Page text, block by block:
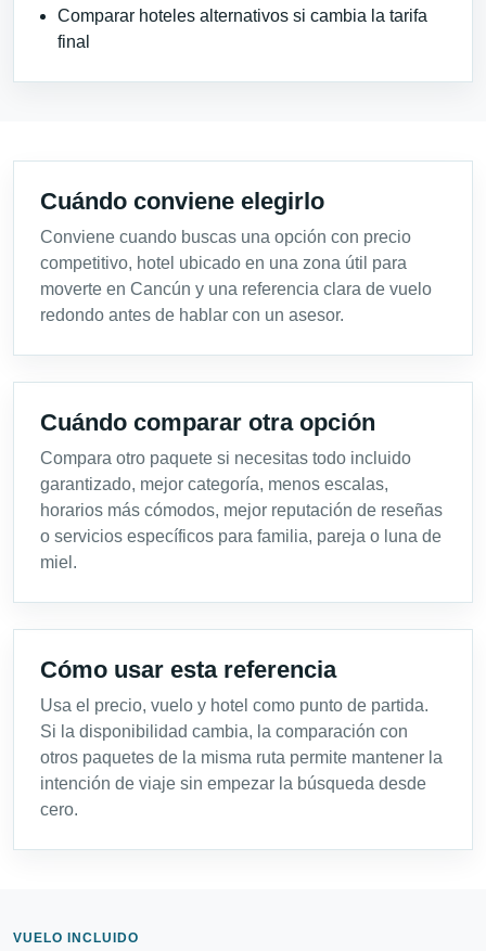
Comparar hoteles alternativos si cambia la tarifa
final
Cuándo conviene elegirlo
Conviene cuando buscas una opción con precio
competitivo, hotel ubicado en una zona útil para
moverte en Cancún y una referencia clara de vuelo
redondo antes de hablar con un asesor.
Cuándo comparar otra opción
Compara otro paquete si necesitas todo incluido
garantizado, mejor categoría, menos escalas,
horarios más cómodos, mejor reputación de reseñas
o servicios específicos para familia, pareja o luna de
miel.
Cómo usar esta referencia
Usa el precio, vuelo y hotel como punto de partida.
Si la disponibilidad cambia, la comparación con
otros paquetes de la misma ruta permite mantener la
intención de viaje sin empezar la búsqueda desde
cero.
VUELO INCLUIDO